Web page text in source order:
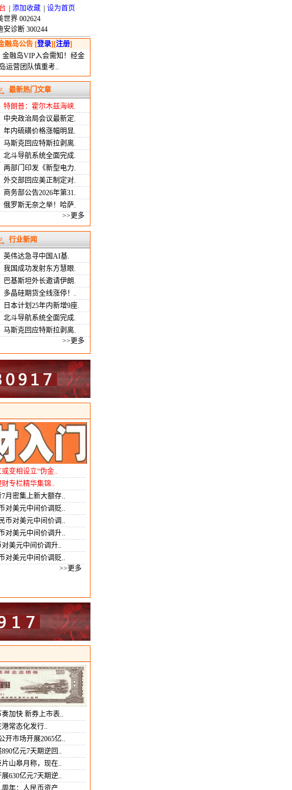
添加收藏
设为首页
世界 002624
安诊断 300244
融岛公告 [登录][注册]
金融岛VIP入会需知！经金
运营团队慎重考..
最新热门文章
特朗普：霍尔木兹海峡.
中央政治局会议最新定.
年内硫磺价格涨幅明显.
马斯克回应特斯拉剥离.
北斗导航系统全面完成.
两部门印发《新型电力.
外交部回应美正制定对.
商务部公告2026年第31.
俄罗斯无奈之举！哈萨.
>>更多
行业新闻
英伟达急寻中国AI基.
我国成功发射东方慧眼.
巴基斯坦外长邀请伊朗.
多晶硅期货全线涨停！.
日本计划25年内新增9座.
北斗导航系统全面完成.
马斯克回应特斯拉剥离.
>>更多
变相设立“伪金..
专栏精华集锦..
月密集上新大额存..
对美元中间价调贬..
币对美元中间价调..
对美元中间价调升..
美元中间价调升..
对美元中间价调贬..
>>更多
加快 新券上市表..
常态化发行..
开市场开展2065亿..
亿元7天期逆回..
片山皋月称，现在..
630亿元7天期逆..
年：人民币资产..